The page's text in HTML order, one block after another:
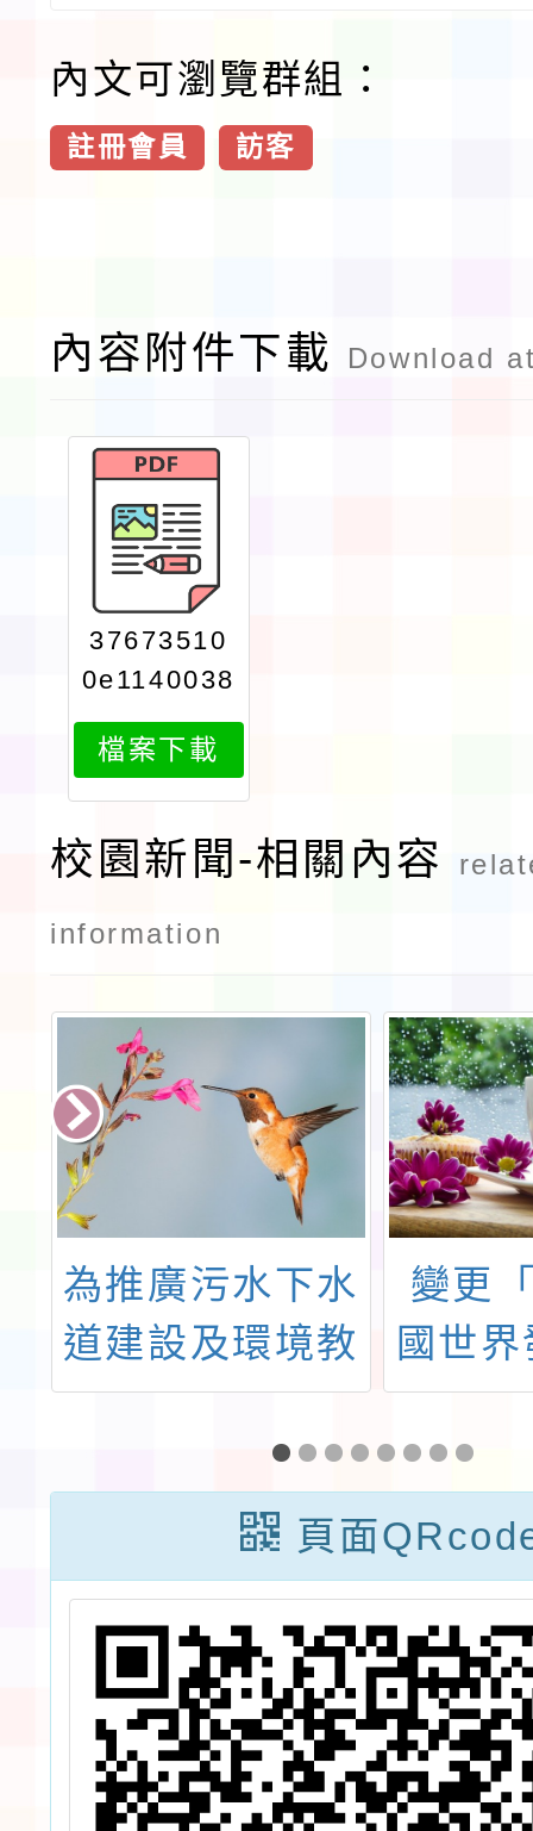
內文可瀏覽群組：
註冊會員 訪客
內容附件下載 Download
37673510
0e1140038
878attach
1
檔案下載
校園新聞-相關內容
information
為推廣污水下水
道建設及環境教
育，桃園市政府
水務局邀請各校
參觀本市水資源
回收中心導覽
變更
國世
競賽
頁面